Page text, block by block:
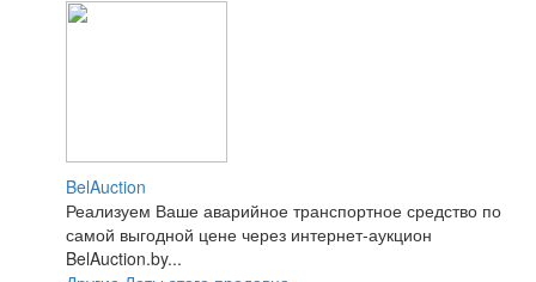
BelAuction
Реализуем Ваше аварийное транспортное средство по
самой выгодной цене через интернет-аукцион
BelAuction.by...